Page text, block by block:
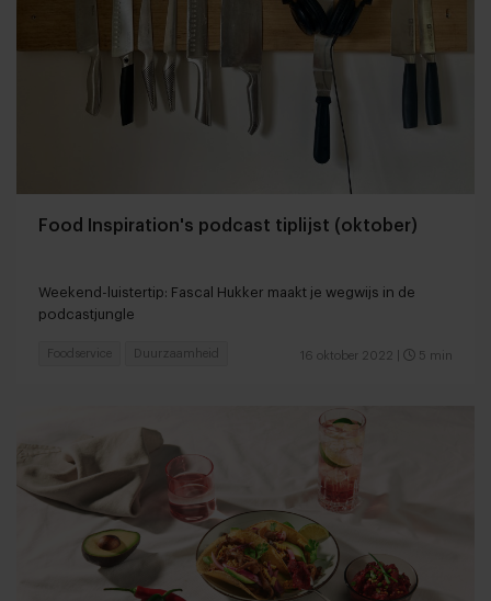
Food Inspiration's podcast tiplijst (oktober)
Weekend-luistertip: Fascal Hukker maakt je wegwijs in de
podcastjungle
16 oktober 2022 5 min
Foodservice Duurzaamheid